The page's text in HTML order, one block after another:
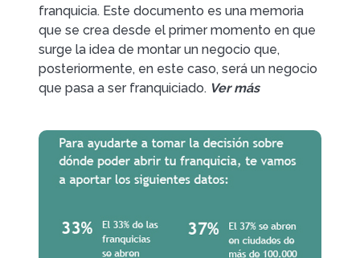
franquicia. Este documento es una memoria
que se crea desde el primer momento en que
surge la idea de montar un negocio que,
posteriormente, en este caso, será un negocio
que pasa a ser franquiciado. Ver más